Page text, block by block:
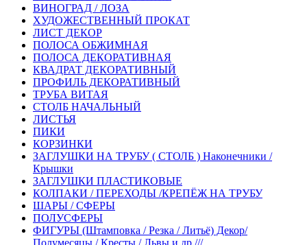
ВИНОГРАД / ЛОЗА
ХУДОЖЕСТВЕННЫЙ ПРОКАТ
ЛИСТ ДЕКОР
ПОЛОСА ОБЖИМНАЯ
ПОЛОСА ДЕКОРАТИВНАЯ
КВАДРАТ ДЕКОРАТИВНЫЙ
ПРОФИЛЬ ДЕКОРАТИВНЫЙ
ТРУБА ВИТАЯ
СТОЛБ НАЧАЛЬНЫЙ
ЛИСТЬЯ
ПИКИ
КОРЗИНКИ
ЗАГЛУШКИ НА ТРУБУ ( СТОЛБ ) Наконечники /
Крышки
ЗАГЛУШКИ ПЛАСТИКОВЫЕ
КОЛПАКИ / ПЕРЕХОДЫ /КРЕПЁЖ НА ТРУБУ
ШАРЫ / СФЕРЫ
ПОЛУСФЕРЫ
ФИГУРЫ (Штамповка / Резка / Литьё) Декор/